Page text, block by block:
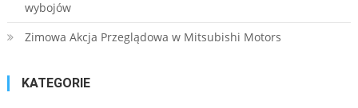
wybojów
Zimowa Akcja Przeglądowa w Mitsubishi Motors
KATEGORIE